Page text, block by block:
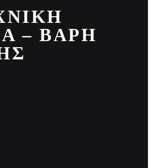
– ΒΆΡΗ